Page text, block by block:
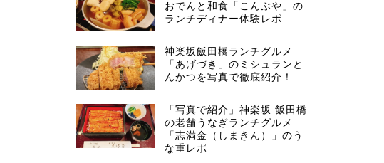
おでんと和食「こんぶや」の
ランチディナー体験レポ
神楽坂飯田橋ランチグルメ
「あげづき」のミシュランと
んかつを写真で徹底紹介！
「写真で紹介」神楽坂 飯田橋
の老舗うなぎランチグルメ
「志満金（しまきん）」のう
な重レポ